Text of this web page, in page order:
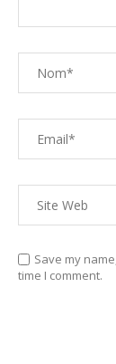
Save my
time I comment.